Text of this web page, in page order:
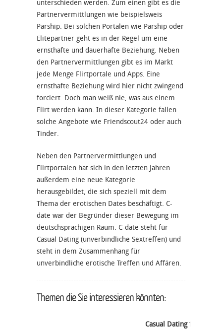
unterschieden werden. Zum einen gibt es die
Partnervermittlungen wie beispielsweis
Parship. Bei solchen Portalen wie Parship oder
Elitepartner geht es in der Regel um eine
ernsthafte und dauerhafte Beziehung. Neben
den Partnervermittlungen gibt es im Markt
jede Menge Flirtportale und Apps. Eine
ernsthafte Beziehung wird hier nicht zwingend
forciert. Doch man weiß nie, was aus einem
Flirt werden kann. In dieser Kategorie fallen
solche Angebote wie Friendscout24 oder auch
Tinder.
Neben den Partnervermittlungen und
Flirtportalen hat sich in den letzten Jahren
außerdem eine neue Kategorie
herausgebildet, die sich speziell mit dem
Thema der erotischen Dates beschäftigt. C-
date war der Begründer dieser Bewegung im
deutschsprachigen Raum. C-date steht für
Casual Dating (unverbindliche Sextreffen) und
steht in dem Zusammenhang für
unverbindliche erotische Treffen und Affären.
Themen die Sie interessieren könnten:
Casual Dating für